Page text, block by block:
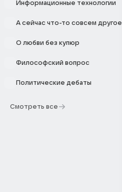
Информационные технологии
А сейчас что-то совсем другое
О любви без купюр
Философский вопрос
Политические дебаты
Смотреть все